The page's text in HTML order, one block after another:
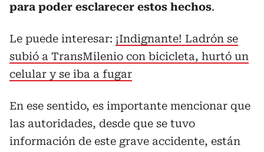
para poder esclarecer estos hechos.
Le puede interesar: ¡Indignante! Ladrón se
subió a TransMilenio con bicicleta, hurtó un
celular y se iba a fugar
En ese sentido, es importante mencionar que
las autoridades, desde que se tuvo
información de este grave accidente, están